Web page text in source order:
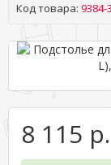
Код товара: 9384-
8 115 р.